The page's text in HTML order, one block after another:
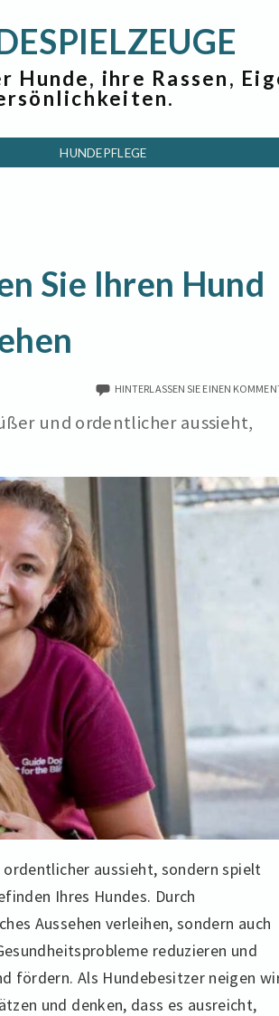
ihre Rassen,
HUNDEPFLEGE
Sie Ihren Hund
HINTERLASSEN SIE EINEN
und ordentlicher aussieht,
aussieht, sondern spielt
Ihres Hundes. Durch
Aussehen verleihen, sondern auch
reduzieren und
fördern. Als Hundebesitzer neigen
und denken, dass es ausreicht,